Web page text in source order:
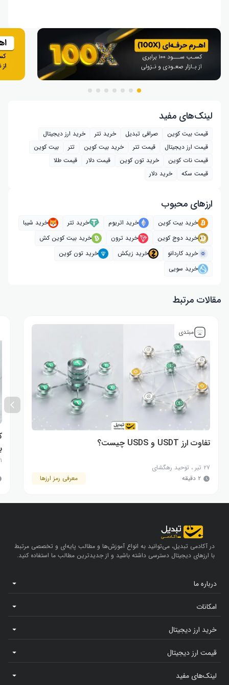
لینک‌های مفید
قیمت بیت کوین صرافی تبدیل خرید تتر
خرید ارز دیجیتال
قیمت ارز دیجیتال
قیمت تتر خرید بیت‌ کوین تتر
بیت کوین
قیمت نات کوین
خرید تون کوین قیمت دلار
قیمت طلا
قیمت سکه
خرید دلار
ارز‌های محبوب
خرید بیت کوین خرید اتریوم خرید تتر
خرید شیبا
خرید دوج کوین
خرید ترون
خرید بیت کوین کش
خرید کاردانو
خرید زیکش
خرید تون کوین
خرید سویی
مقالات مرتبط
مبتدی
تفاوت ارز USDT و USDS چیست؟
۲۷ تیر ، توحید رهگشای
۲ دقیقه
معرفی رمز ارزها
۱ تیر
در آکادمی تبدیل، می‌توانید به انواع آموزش‌ها و مطالب پایه‌ای و تخصصی مرتبط
با ارزهای دیجیتال دسترسی داشته باشید و از جدیدترین مطالب ما استفاده کنید.
درباره ما
امکانات
خرید ارز دیجیتال
قیمت ارز دیجیتال
لینک‌های مفید